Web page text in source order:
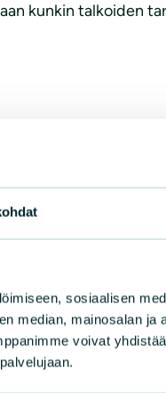
sosiaalisen
median, mainosalan ja
voivat
kunkin talkoiden